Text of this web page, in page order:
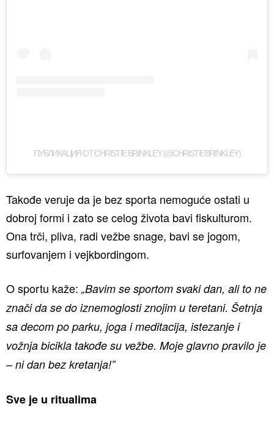
ПУБЛИКАЦИЯ ОТ CHRISTIE BRINKLEY (@CHRISTIEBRINKLEY)
Takođe veruje da je bez sporta nemoguće ostati u
dobroj formi i zato se celog života bavi fiskulturom.
Ona trči, pliva, radi vežbe snage, bavi se jogom,
surfovanjem i vejkbordingom.
O sportu kaže: „Bavim se sportom svaki dan, ali to ne
znači da se do iznemoglosti znojim u teretani. Šetnja
sa decom po parku, joga i meditacija, istezanje i
vožnja bicikla takođe su vežbe. Moje glavno pravilo je
– ni dan bez kretanja!”
Sve je u ritualima